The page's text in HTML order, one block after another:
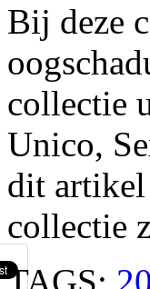
Bij deze
collectie
Unico,
dit
collectie
TAGS: